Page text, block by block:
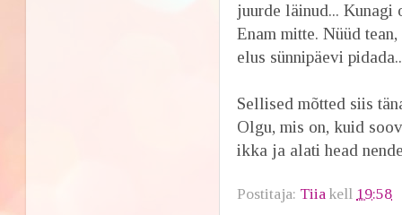
juurde läinud... Kunagi
Enam mitte. Nüüd
elus sünnipäevi
Sellised mõtted siis
Olgu, mis on, kuid
ikka ja alati head
Postitaja: Tiia kell 19:58